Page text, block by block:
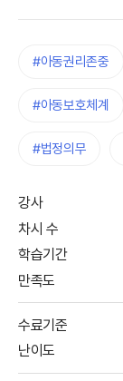
#아동권리존중
#아동보호체계
#법정의무
강사
차시 수
학습기간
만족도
수료기준
난이도